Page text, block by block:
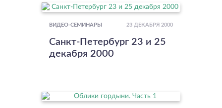
ВИДЕО-СЕМИНАРЫ 23 ДЕКАБРЯ 2000
Санкт-Петербург 23 и 25
декабря 2000